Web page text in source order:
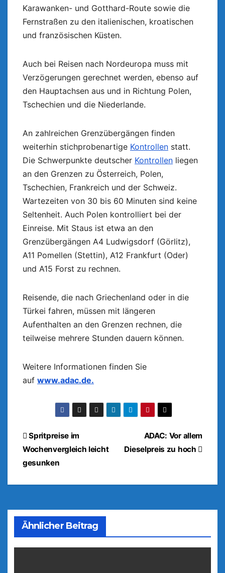
Karawanken- und Gotthard-Route sowie die
Fernstraßen zu den italienischen, kroatischen
und französischen Küsten.
Auch bei Reisen nach Nordeuropa muss mit
Verzögerungen gerechnet werden, ebenso auf
den Hauptachsen aus und in Richtung Polen,
Tschechien und die Niederlande.
An zahlreichen Grenzübergängen finden
weiterhin stichprobenartige Kontrollen statt.
Die Schwerpunkte deutscher Kontrollen liegen
an den Grenzen zu Österreich, Polen,
Tschechien, Frankreich und der Schweiz.
Wartezeiten von 30 bis 60 Minuten sind keine
Seltenheit. Auch Polen kontrolliert bei der
Einreise. Mit Staus ist etwa an den
Grenzübergängen A4 Ludwigsdorf (Görlitz),
A11 Pomellen (Stettin), A12 Frankfurt (Oder)
und A15 Forst zu rechnen.
Reisende, die nach Griechenland oder in die
Türkei fahren, müssen mit längeren
Aufenthalten an den Grenzen rechnen, die
teilweise mehrere Stunden dauern können.
Weitere Informationen finden Sie
auf www.adac.de.
BeitragsnavigationADAC: Vor allem
Dieselpreis zu hoch
Spritpreise im
Wochenvergleich leicht
gesunken
Ähnlicher Beitrag